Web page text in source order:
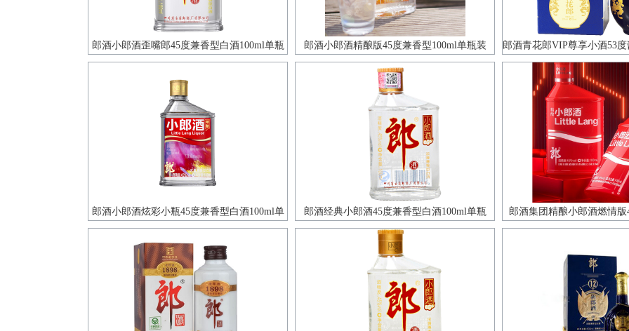
郎酒小郎酒歪嘴郎45度兼香型白酒100ml单瓶
装
郎酒小郎酒精酿版45度兼香型100ml单瓶装
郎酒青花郎VIP尊享小酒53
单瓶装
郎酒小郎酒炫彩小瓶45度兼香型白酒100ml单
瓶
郎酒经典小郎酒45度兼香型白酒100ml单瓶
郎酒集团精酿小郎酒燃情
100ml单瓶装